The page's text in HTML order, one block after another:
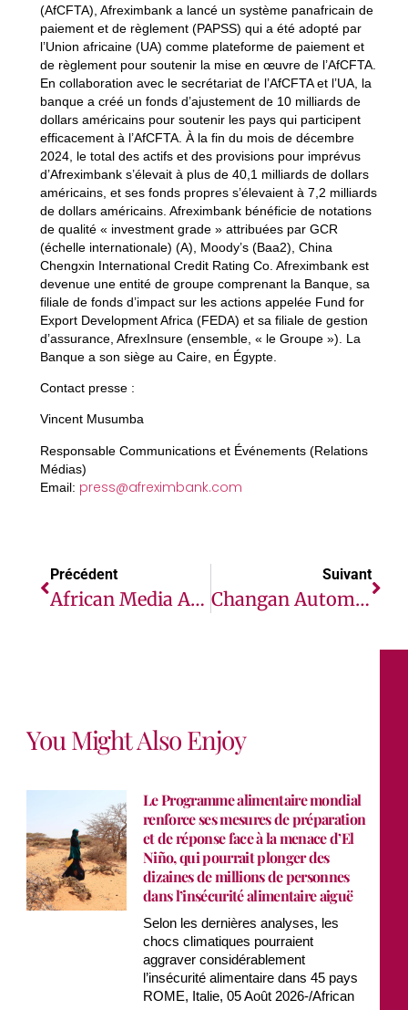
(AfCFTA), Afreximbank a lancé un système panafricain de
paiement et de règlement (PAPSS) qui a été adopté par
l’Union africaine (UA) comme plateforme de paiement et
de règlement pour soutenir la mise en œuvre de l’AfCFTA.
En collaboration avec le secrétariat de l’AfCFTA et l’UA, la
banque a créé un fonds d’ajustement de 10 milliards de
dollars américains pour soutenir les pays qui participent
efficacement à l’AfCFTA. À la fin du mois de décembre
2024, le total des actifs et des provisions pour imprévus
d’Afreximbank s’élevait à plus de 40,1 milliards de dollars
américains, et ses fonds propres s’élevaient à 7,2 milliards
de dollars américains. Afreximbank bénéficie de notations
de qualité « investment grade » attribuées par GCR
(échelle internationale) (A), Moody’s (Baa2), China
Chengxin International Credit Rating Co. Afreximbank est
devenue une entité de groupe comprenant la Banque, sa
filiale de fonds d’impact sur les actions appelée Fund for
Export Development Africa (FEDA) et sa filiale de gestion
d’assurance, AfrexInsure (ensemble, « le Groupe »). La
Banque a son siège au Caire, en Égypte.
Contact presse :
Vincent Musumba
Responsable Communications et Événements (Relations
Médias)
Email: press@afreximbank.com
Précédent
African Media Agency Optimise Sa Newsroom Pour Les Modèles D’intelligence Artificielle (LLM)
Suivant
Changan Automobile Et Yango Group Concluent Un Partenariat Stratégique Pour Accélérer La Mobilité Intelligente En Afrique Et Au Moyen-Orient.
You Might Also Enjoy
Le Programme alimentaire mondial
renforce ses mesures de préparation
et de réponse face à la menace d’El
Niño, qui pourrait plonger des
dizaines de millions de personnes
dans l’insécurité alimentaire aiguë
Selon les dernières analyses, les
chocs climatiques pourraient
aggraver considérablement
l’insécurité alimentaire dans 45 pays
ROME, Italie, 05 Août 2026-/African